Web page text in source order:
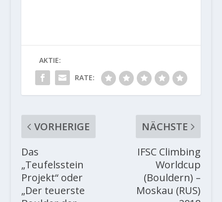
AKTIE:
RATE:
VORHERIGE
Das
„Teufelsstein
Projekt“ oder
„Der teuerste
NÄCHSTE
IFSC Climbing
Worldcup
(Bouldern) –
Moskau (RUS)